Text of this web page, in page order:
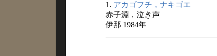
1. アカゴフチ，ナキゴエ
赤子淵，泣き声
伊那 1984年